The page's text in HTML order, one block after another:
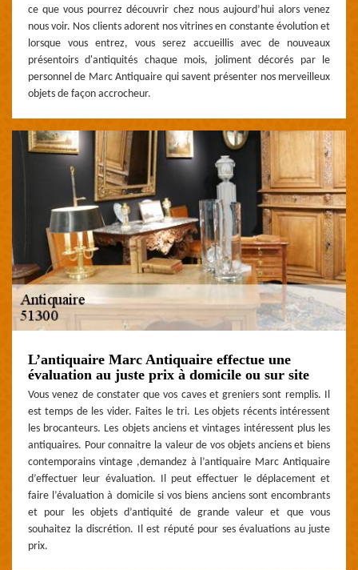
ce que vous pourrez découvrir chez nous aujourd’hui alors venez
nous voir. Nos clients adorent nos vitrines en constante évolution et
lorsque vous entrez, vous serez accueillis avec de nouveaux
présentoirs d'antiquités chaque mois, joliment décorés par le
personnel de Marc Antiquaire qui savent présenter nos merveilleux
objets de façon accrocheur.
L’antiquaire Marc Antiquaire effectue une
évaluation au juste prix à domicile ou sur site
Vous venez de constater que vos caves et greniers sont remplis. Il
est temps de les vider. Faites le tri. Les objets récents intéressent
les brocanteurs. Les objets anciens et vintages intéressent plus les
antiquaires. Pour connaitre la valeur de vos objets anciens et biens
contemporains vintage ,demandez à l’antiquaire Marc Antiquaire
d’effectuer leur évaluation. Il peut effectuer le déplacement et
faire l’évaluation à domicile si vos biens anciens sont encombrants
et pour les objets d’antiquité de grande valeur et que vous
souhaitez la discrétion. Il est réputé pour ses évaluations au juste
prix.